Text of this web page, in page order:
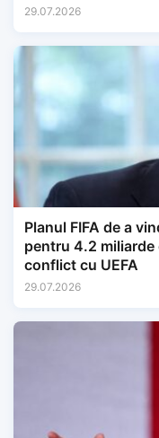
29.07.2026
Planul FIFA de a
pentru 4.2 miliarde
conflict cu UEFA
29.07.2026